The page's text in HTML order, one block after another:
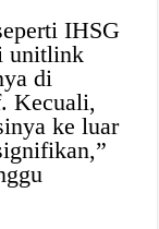
IHSG
unitlink
di
Kecuali,
ke luar